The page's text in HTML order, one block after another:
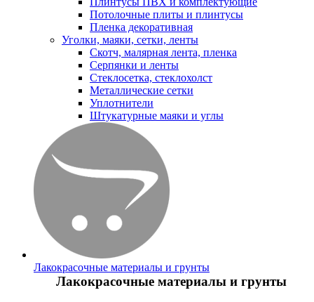
Потолочные плиты и плинтусы
Пленка декоративная
Уголки, маяки, сетки, ленты
Скотч, малярная лента, пленка
Серпянки и ленты
Стеклосетка, стеклохолст
Металлические сетки
Уплотнители
Штукатурные маяки и углы
Лакокрасочные материалы и грунты
Лакокрасочные материалы и грунты